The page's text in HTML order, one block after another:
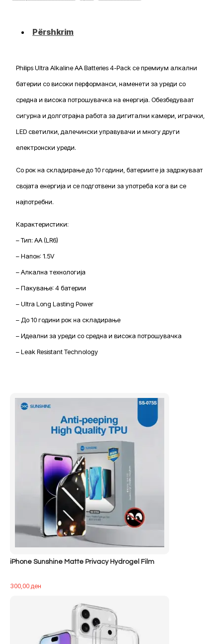
Batteries
Përshkrim
Philips Ultra Alkaline AA Batteries 4-Pack се премиум алкални
батерии со високи перформанси, наменети за уреди со
средна и висока потрошувачка на енергија. Обезбедуваат
сигурна и долготрајна работа за дигитални камери, играчки,
LED светилки, далечински управувачи и многу други
електронски уреди.
Со рок на складирање до 10 години, батериите ја задржуваат
својата енергија и се подготвени за употреба кога ви се
најпотребни.
Карактеристики:
– Тип: AA (LR6)
– Напон: 1.5V
– Алкална технологија
– Пакување: 4 батерии
– Ultra Long Lasting Power
– До 10 години рок на складирање
– Идеални за уреди со средна и висока потрошувачка
– Leak Resistant Technology
iPhone Sunshine Matte Privacy Hydrogel Film
300,00ден